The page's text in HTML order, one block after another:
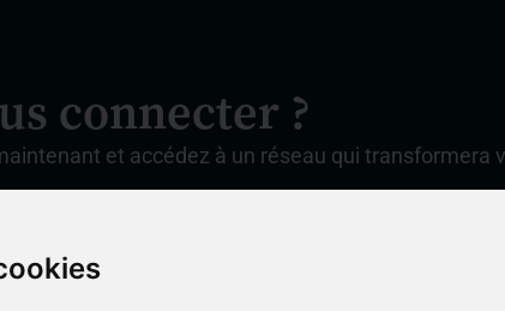
connecter ?
et accédez à un réseau qui transformera